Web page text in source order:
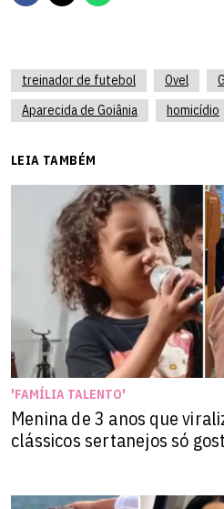
treinador de futebol Ovel
Aparecida de Goiânia
homicídio
LEIA TAMBÉM
'FAMÍLIA TALENTO'
Menina de 3 anos que
clássicos sertanejos só